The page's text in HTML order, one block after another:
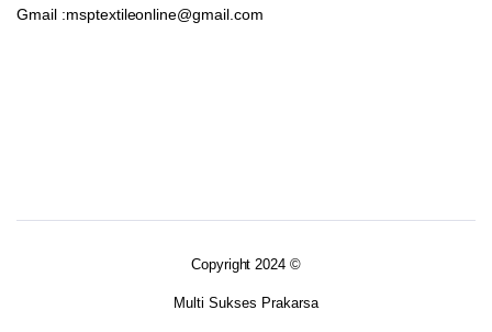
Gmail :msptextileonline@gmail.com
Copyright 2024 ©
Multi Sukses Prakarsa